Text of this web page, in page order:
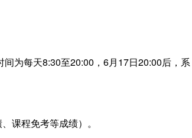
为每天8:30至20:00，6月17日20:00后，系
程免考等成绩）。